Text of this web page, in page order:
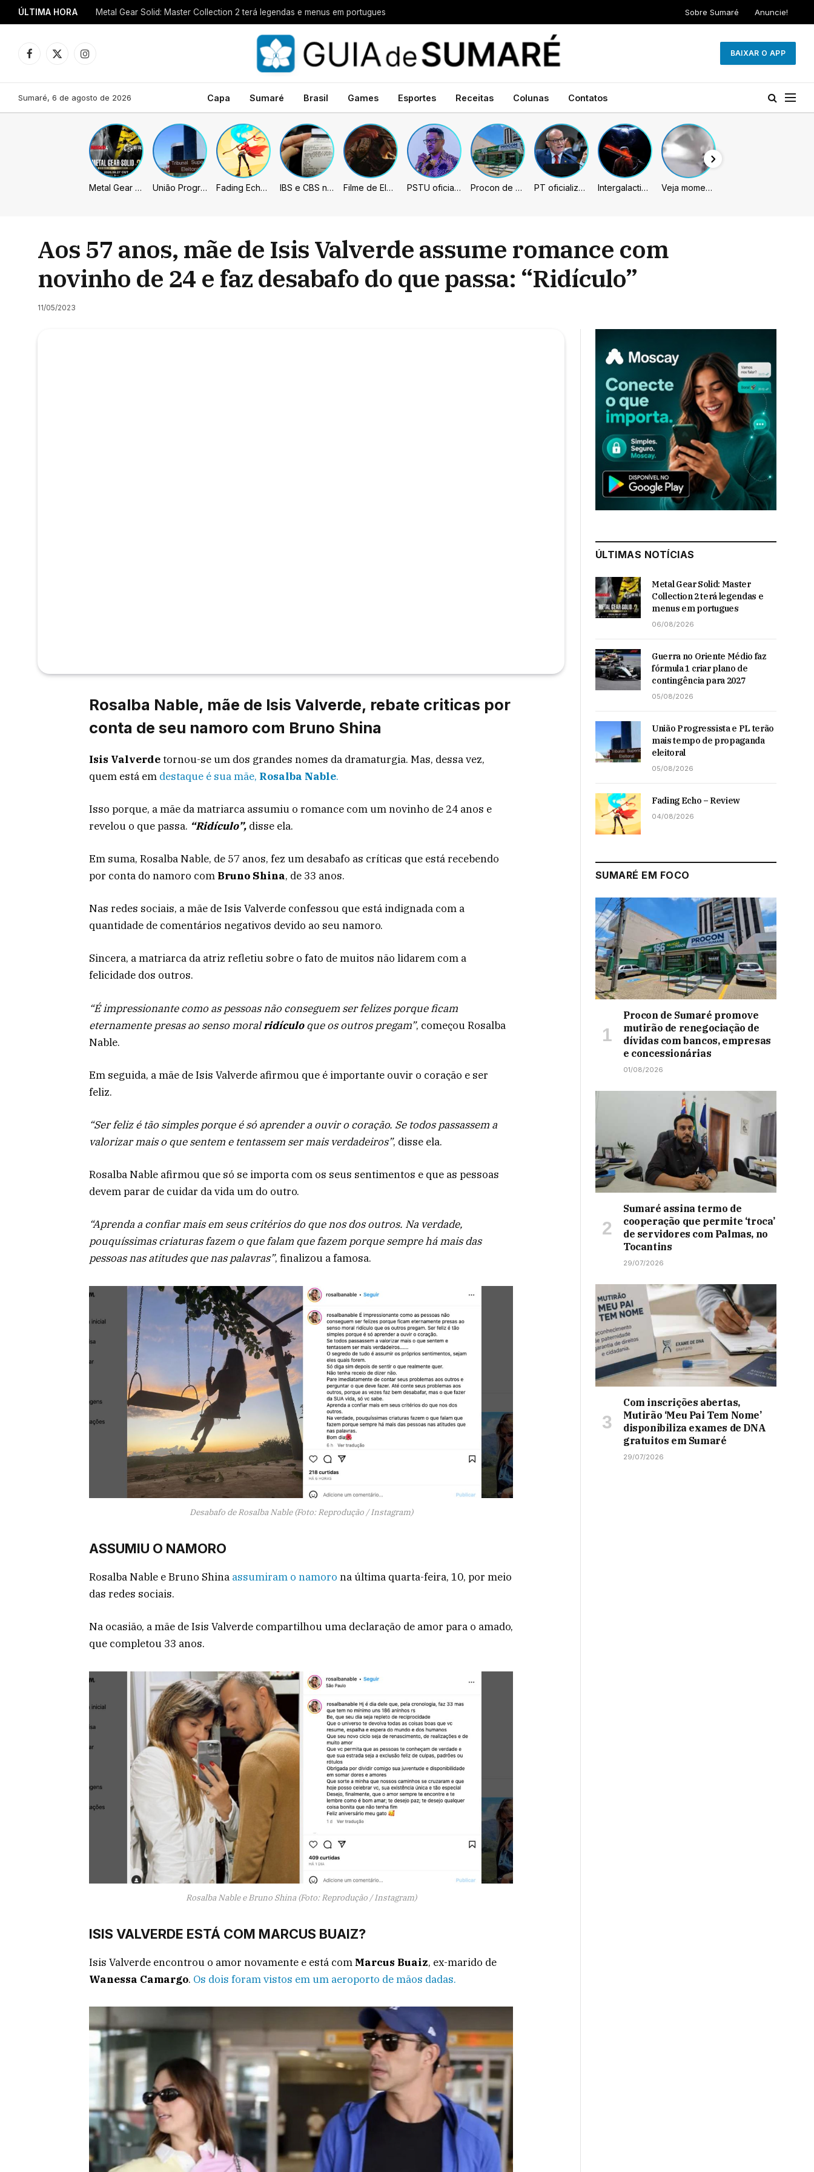
ÚLTIMA HORA Metal Gear Solid: Master Collection 2 terá legendas e menus em portugues Sobre Sumaré Anuncie!
Facebook
X
Instagram
BAIXAR O APP
Sumaré, 6 de agosto de 2026 Capa Sumaré Brasil Games Esportes Receitas Colunas Contatos
Metal Gear Solid: Master Collection 2 terá legendas e menus em portugues União Progressista e PL terão mais tempo de propaganda eleitoral Fading Echo – Review IBS e CBS necessitarão constar nas notas fiscais com início desta 2ª. Entenda Filme de Elden Ring tem gravações concluídas, mas ainda fica longe do lançamento PSTU oficializa Hertz Dias como candidato à Presidência da República Procon de Sumaré promove mutirão de renegociação de dívidas com bancos, empresas e concessionárias PT oficializa Contarato como candidato à reeleição ao Senado no ES Intergalactic: The Heretic Prophet pode chegar unicamente em 2027, indicam rumores Veja momento em que ex-jogador do Botafogo é atingido por muro no Rio
Aos 57 anos, mãe de Isis Valverde assume romance com
novinho de 24 e faz desabafo do que passa: “Ridículo”
11/05/2023
Rosalba Nable, mãe de Isis Valverde, rebate criticas por
conta de seu namoro com Bruno Shina
Isis Valverdetornou-se um dos grandes nomes da dramaturgia. Mas, dessa vez,
quem está em destaque é sua mãe, Rosalba Nable.
Isso porque, a mãe da matriarca assumiu o romance com um novinho de 24 anos e
revelou o que passa. “Ridículo”, disse ela.
Em suma, Rosalba Nable, de 57 anos, fez um desabafo as críticas que está recebendo
por conta do namoro com Bruno Shina, de 33 anos.
Nas redes sociais, a mãe de Isis Valverde confessou que está indignada com a
quantidade de comentários negativos devido ao seu namoro.
Sincera, a matriarca da atriz refletiu sobre o fato de muitos não lidarem com a
felicidade dos outros.
“É impressionante como as pessoas não conseguem ser felizes porque ficam
eternamente presas ao senso moralridículoque os outros pregam”, começou Rosalba
Nable.
Em seguida, a mãe de Isis Valverde afirmou que é importante ouvir o coração e ser
feliz.
“Ser feliz é tão simples porque é só aprender a ouvir o coração. Se todos passassem a
valorizar mais o que sentem e tentassem ser mais verdadeiros”, disse ela.
Rosalba Nable afirmou que só se importa com os seus sentimentos e que as pessoas
devem parar de cuidar da vida um do outro.
“Aprenda a confiar mais em seus critérios do que nos dos outros. Na verdade,
pouquíssimas criaturas fazem o que falam que fazem porque sempre há mais das
pessoas nas atitudes que nas palavras”, finalizou a famosa.
Desabafo de Rosalba Nable (Foto: Reprodução / Instagram)
ASSUMIU O NAMORO
Rosalba Nable e Bruno Shina assumiram o namoro na última quarta-feira, 10, por meio
das redes sociais.
Na ocasião, a mãe de Isis Valverde compartilhou uma declaração de amor para o amado,
que completou 33 anos.
Rosalba Nable e Bruno Shina (Foto: Reprodução / Instagram)
ISIS VALVERDE ESTÁ COM MARCUS BUAIZ?
Isis Valverde encontrou o amor novamente e está com Marcus Buaiz, ex-marido de
Wanessa Camargo. Os dois foram vistos em um aeroporto de mãos dadas.
ÚLTIMAS NOTÍCIAS
Metal Gear Solid: Master
Collection 2 terá legendas e
menus em portugues
06/08/2026
Guerra no Oriente Médio faz
fórmula 1 criar plano de
contingência para 2027
05/08/2026
União Progressista e PL terão
mais tempo de propaganda
eleitoral
05/08/2026
Fading Echo – Review
04/08/2026
SUMARÉ EM FOCO
Procon de Sumaré promove
mutirão de renegociação de
dívidas com bancos, empresas
e concessionárias
01/08/2026
Sumaré assina termo de
cooperação que permite ‘troca’
de servidores com Palmas, no
Tocantins
29/07/2026
Com inscrições abertas,
Mutirão ‘Meu Pai Tem Nome’
disponibiliza exames de DNA
gratuitos em Sumaré
29/07/2026